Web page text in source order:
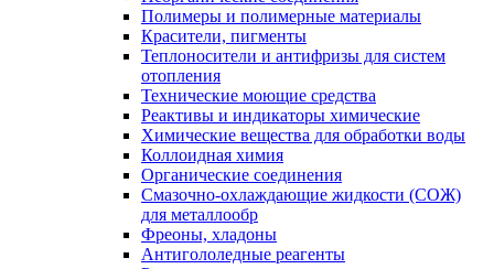
Полимеры и полимерные материалы
Красители, пигменты
Теплоносители и антифризы для систем
отопления
Технические моющие средства
Реактивы и индикаторы химические
Химические вещества для обработки воды
Коллоидная химия
Органические соединения
Смазочно-охлаждающие жидкости (СОЖ)
для металлообр
Фреоны, хладоны
Антигололедные реагенты